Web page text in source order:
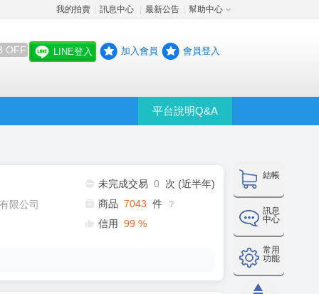
我的拍賣 訊息中心 最新公告 幫助中心
OFF LINE登入 加入會員 會員登入
平台說明Q&A
結帳
訊息
中心
常用
功能
限公司
未完成交易 0
次 (近半年)
商品 7043 件 ❔
信用 99 %